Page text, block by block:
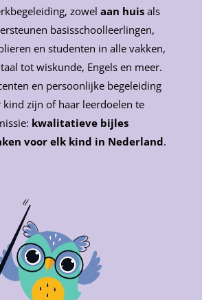
zowel aan huisals
basisschoolleerlingen,
en studenten in alle vakken,
tot wiskunde, Engels en meer.
en persoonlijke begeleiding
zijn of haar leerdoelen te
kwalitatieve bijles
voor elk kind in Nederland.